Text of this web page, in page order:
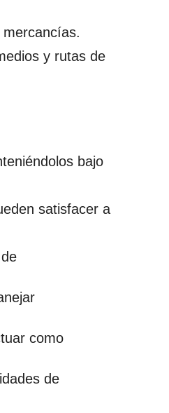
y rutas de
bajo
satisfacer a
como
de